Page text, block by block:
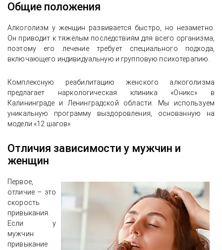
Общие положения
Алкоголизм у женщин развивается быстро, но незаметно.
Он приводит к тяжёлым последствиям для всего организма,
поэтому его лечение требует специального подхода,
включающего индивидуальную и групповую психотерапию.
Комплексную реабилитацию женского алкоголизма
предлагает наркологическая клиника «Оникс» в
Калининграде и Ленинградской области. Мы используем
уникальную программу выздоровления, основанную на
модели «12 шагов».
Отличия зависимости у мужчин и
женщин
Первое,
отличие – это
скорость
привыкания.
Если у
мужчин
привыкание